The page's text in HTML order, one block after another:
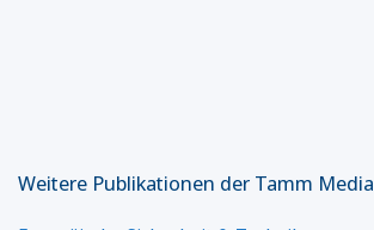
Weitere Publikationen der Tamm Media